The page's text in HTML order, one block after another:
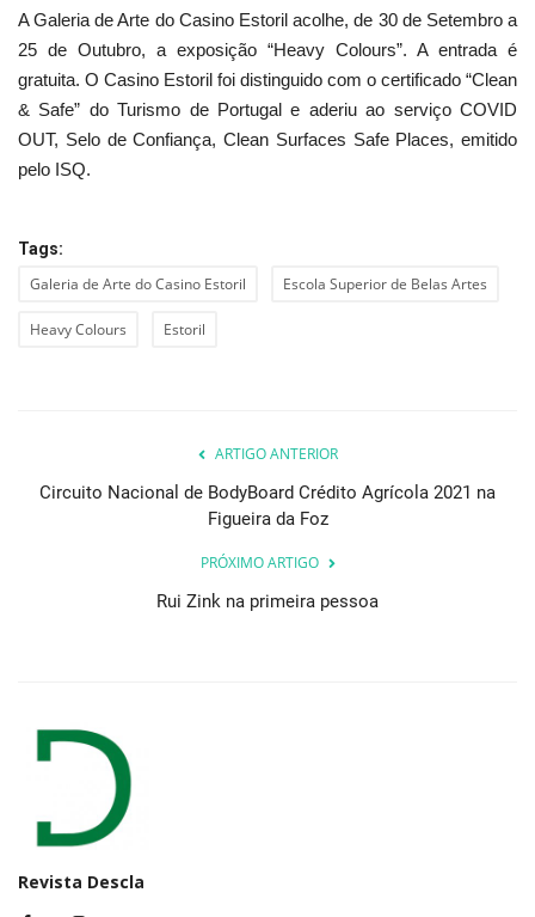
A Galeria de Arte do Casino Estoril acolhe, de 30 de Setembro a
25 de Outubro, a exposição “Heavy Colours”. A entrada é
gratuita. O Casino Estoril foi distinguido com o certificado “Clean
& Safe” do Turismo de Portugal e aderiu ao serviço COVID
OUT, Selo de Confiança, Clean Surfaces Safe Places, emitido
pelo ISQ.
Tags:
Galeria de Arte do Casino Estoril Escola Superior de Belas Artes
Heavy Colours Estoril
ARTIGO ANTERIOR
Circuito Nacional de BodyBoard Crédito Agrícola 2021 na
Figueira da Foz
PRÓXIMO ARTIGO
Rui Zink na primeira pessoa
Revista Descla